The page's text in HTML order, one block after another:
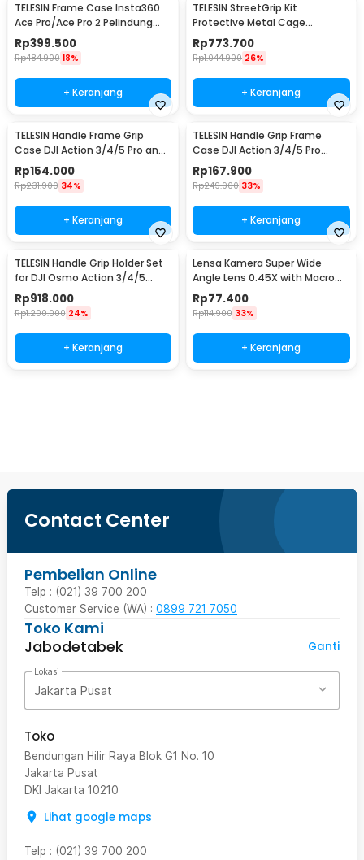
TELESIN Frame Case Insta360
Ace Pro/Ace Pro 2 Pelindung
Kamera - S6-FMS-32-TIS
Rp399.500
Rp484.900 18%
+ Keranjang
TELESIN StreetGrip Kit
Protective Metal Cage
Insta360 Ace Pro / Pro 2 - S6-
FMS-31-TIS
Rp773.700
Rp1.044.900 26%
+ Keranjang
TELESIN Handle Frame Grip
Case DJI Action 3/4/5 Pro and
DJI Metal Cage - S6-FMS-24-
TDJ
Rp154.000
Rp231.900 34%
+ Keranjang
TELESIN Handle Grip Frame
Case DJI Action 3/4/5 Pro
Pelindung Kamera - S6-FMS-
23-TDJ
Rp167.900
Rp249.900 33%
+ Keranjang
TELESIN Handle Grip Holder Set
for DJI Osmo Action 3/4/5
Metal Cage - S6-FMS-22-TDJ
Rp918.000
Rp1.200.000 24%
+ Keranjang
Lensa Kamera Super Wide
Angle Lens 0.45X with Macro
58mm for Canon - S-DAL-0001
Rp77.400
Rp114.900 33%
+ Keranjang
Contact Center
Pembelian Online
Telp : (021) 39 700 200
Customer Service (WA) : 0899 721 7050
Toko Kami
Jabodetabek
Ganti
Lokasi
Jakarta Pusat
Toko
Bendungan Hilir Raya Blok G1 No. 10
Jakarta Pusat
DKI Jakarta 10210
Lihat google maps
Telp : (021) 39 700 200